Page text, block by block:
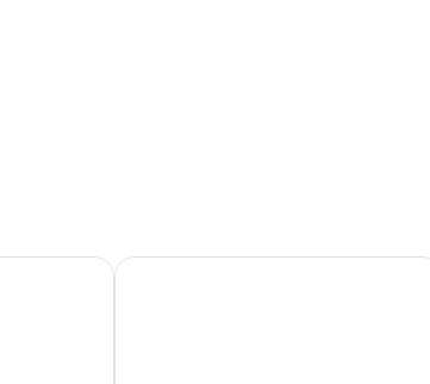
Edwards Guesthouse